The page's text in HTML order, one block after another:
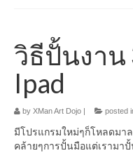
วิธีปั้นงาน
Ipad
by XMan Art Dojo | posted
มีโปรแกรมใหม่ๆก็โหลดมา
คล้ายๆการปั้นมือแต่เรามา